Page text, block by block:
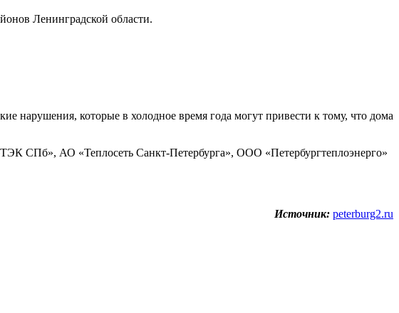
Ленинградской области.
нарушения, которые в холодное время года могут привести к тому, что дома
СПб», АО «Теплосеть Санкт-Петербурга», ООО «Петербургтеплоэнерго»
Источник: peterburg2.ru